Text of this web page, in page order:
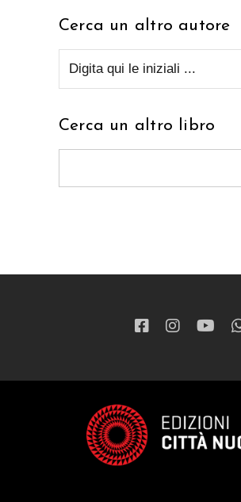
Cerca un altro autore
Cerca un altro libro